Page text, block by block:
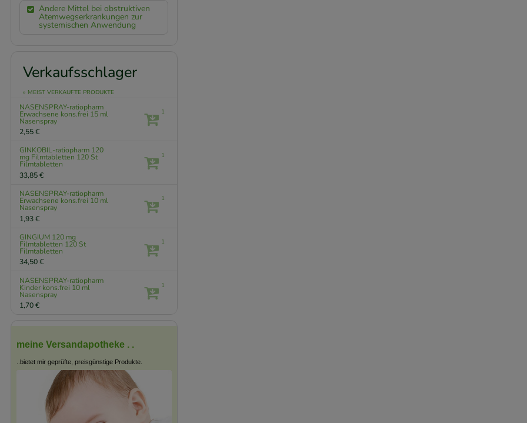
Andere Mittel bei obstruktiven
Atemwegserkrankungen zur
systemischen Anwendung
Verkaufsschlager
» MEIST VERKAUFTE PRODUKTE
NASENSPRAY-ratiopharm
Erwachsene kons.frei 15 ml
Nasenspray
2,55 €
1
GINKOBIL-ratiopharm 120
mg Filmtabletten 120 St
Filmtabletten
33,85 €
1
NASENSPRAY-ratiopharm
Erwachsene kons.frei 10 ml
Nasenspray
1,93 €
1
GINGIUM 120 mg
Filmtabletten 120 St
Filmtabletten
34,50 €
1
NASENSPRAY-ratiopharm
Kinder kons.frei 10 ml
Nasenspray
1,70 €
1
meine Versandapotheke . .
..bietet mir geprüfte, preisgünstige Produkte.